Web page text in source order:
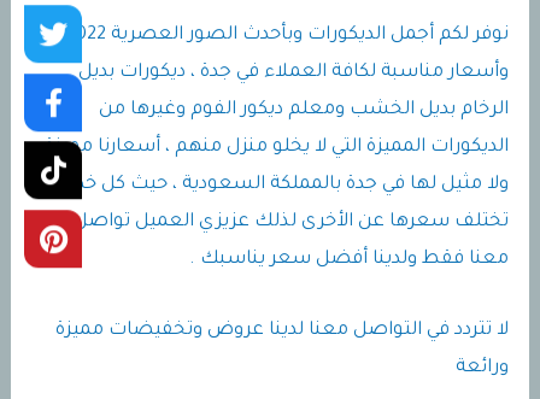
نوفر لكم أجمل الديكورات وبأحدث الصور العصرية 2022 ،
وأسعار مناسبة لكافة العملاء في جدة ، ديكورات بديل
الرخام بديل الخشب ومعلم ديكور الفوم وغيرها من
الديكورات المميزة التي لا يخلو منزل منهم ، أسعارنا مميزة
ولا مثيل لها في جدة بالمملكة السعودية ، حيث كل خدمة
تختلف سعرها عن الأخرى لذلك عزيزي العميل تواصل
معنا فقط ولدينا أفضل سعر يناسبك .
لا تتردد في التواصل معنا لدينا عروض وتخفيضات مميزة
ورائعة